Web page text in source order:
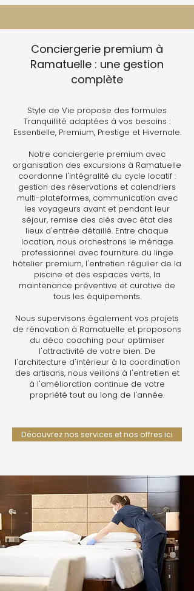
Conciergerie premium à
Ramatuelle : une gestion
complète
Style de Vie propose des formules
Tranquillité adaptées à vos besoins :
Essentielle, Premium, Prestige et Hivernale.
Notre conciergerie premium avec
organisation des excursions à Ramatuelle
coordonne l'intégralité du cycle locatif :
gestion des réservations et calendriers
multi-plateformes, communication avec
les voyageurs avant et pendant leur
séjour, remise des clés avec état des
lieux d'entrée détaillé. Entre chaque
location, nous orchestrons le ménage
professionnel avec fourniture du linge
hôtelier premium, l'entretien régulier de la
piscine et des espaces verts, la
maintenance préventive et curative de
tous les équipements.
Nous supervisons également vos projets
de rénovation à Ramatuelle et proposons
du déco coaching pour optimiser
l'attractivité de votre bien. De
l'architecture d'intérieur à la coordination
des artisans, nous veillons à l'entretien et
à l'amélioration continue de votre
propriété tout au long de l'année.
Découvrez nos services et nos offres ici